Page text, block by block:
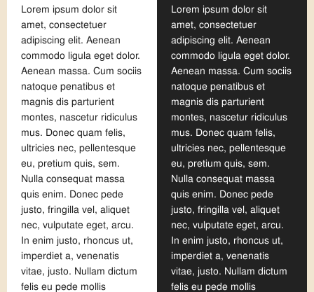
Lorem ipsum dolor sit
amet, consectetuer
adipiscing elit. Aenean
commodo ligula eget dolor.
Aenean massa. Cum sociis
natoque penatibus et
magnis dis parturient
montes, nascetur ridiculus
mus. Donec quam felis,
ultricies nec, pellentesque
eu, pretium quis, sem.
Nulla consequat massa
quis enim. Donec pede
justo, fringilla vel, aliquet
nec, vulputate eget, arcu.
In enim justo, rhoncus ut,
imperdiet a, venenatis
vitae, justo. Nullam dictum
felis eu pede mollis
Lorem ipsum dolor sit
amet, consectetuer
adipiscing elit. Aenean
commodo ligula eget dolor.
Aenean massa. Cum sociis
natoque penatibus et
magnis dis parturient
montes, nascetur ridiculus
mus. Donec quam felis,
ultricies nec, pellentesque
eu, pretium quis, sem.
Nulla consequat massa
quis enim. Donec pede
justo, fringilla vel, aliquet
nec, vulputate eget, arcu.
In enim justo, rhoncus ut,
imperdiet a, venenatis
vitae, justo. Nullam dictum
felis eu pede mollis